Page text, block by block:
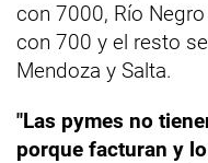
con 7000, Río
con 700 y el resto
Mendoza y Salta.
"Las pymes no
porque facturan y